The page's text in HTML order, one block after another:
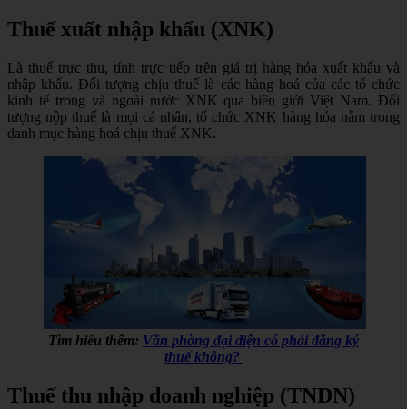
Thuế xuất nhập khẩu (XNK)
Là thuế trực thu, tính trực tiếp trên giá trị hàng hóa xuất khẩu và
nhập khẩu. Đối tượng chịu thuế là các hàng hoá của các tổ chức
kinh tế trong và ngoài nước XNK qua biên giới Việt Nam. Đối
tượng nộp thuế là mọi cá nhân, tổ chức XNK hàng hóa nằm trong
danh mục hàng hoá chịu thuế XNK.
Tìm hiểu thêm: Văn phòng đại diện có phải đăng ký
thuế không?
Thuế thu nhập doanh nghiệp (TNDN)